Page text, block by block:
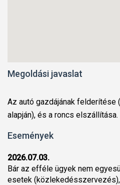
Megoldási javaslat
Az autó gazdájának felderítése
alapján), és a roncs elszállítása.
Események
2026.07.03.
Bár az efféle ügyek nem
esetek